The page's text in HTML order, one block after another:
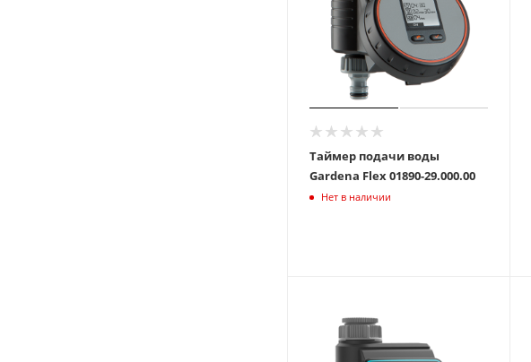
Таймер подачи воды
Gardena Flex 01890-29.000.00
Нет в наличии